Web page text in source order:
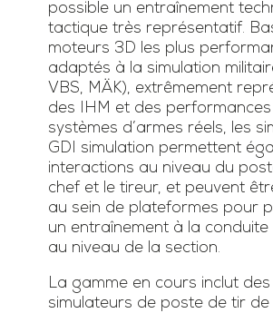
possible un entraînement
tactique très représentatif.
moteurs 3D les plus
adaptés à la simulation
VBS, MÄK), extrêmement
des IHM et des
systèmes d’armes réels, les
GDI simulation permettent
interactions au niveau du
chef et le tireur, et peuvent
au sein de plateformes pour
un entraînement à la conduite
au niveau de la section.
La gamme en cours inclut des
simulateurs de poste de tir de